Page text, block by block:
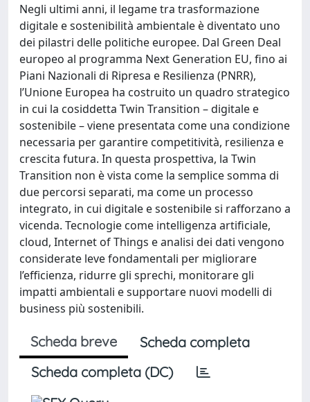
Negli ultimi anni, il legame tra trasformazione
digitale e sostenibilità ambientale è diventato uno
dei pilastri delle politiche europee. Dal Green Deal
europeo al programma Next Generation EU, fino ai
Piani Nazionali di Ripresa e Resilienza (PNRR),
l’Unione Europea ha costruito un quadro strategico
in cui la cosiddetta Twin Transition – digitale e
sostenibile – viene presentata come una condizione
necessaria per garantire competitività, resilienza e
crescita futura. In questa prospettiva, la Twin
Transition non è vista come la semplice somma di
due percorsi separati, ma come un processo
integrato, in cui digitale e sostenibile si rafforzano a
vicenda. Tecnologie come intelligenza artificiale,
cloud, Internet of Things e analisi dei dati vengono
considerate leve fondamentali per migliorare
l’efficienza, ridurre gli sprechi, monitorare gli
impatti ambientali e supportare nuovi modelli di
business più sostenibili.
Scheda breve
Scheda completa
Scheda completa (DC)